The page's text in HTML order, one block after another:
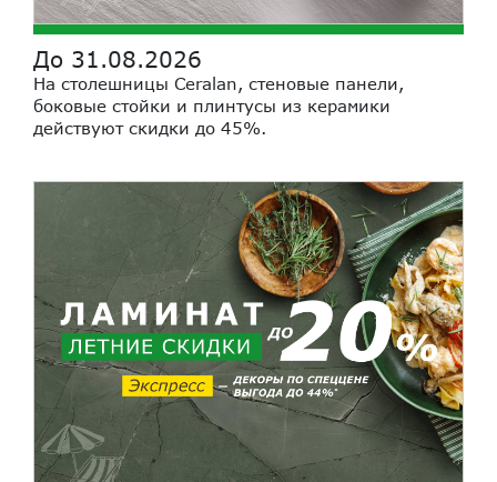
До 31.08.2026
На столешницы Ceralan, стеновые панели,
боковые стойки и плинтусы из керамики
действуют скидки до 45%.